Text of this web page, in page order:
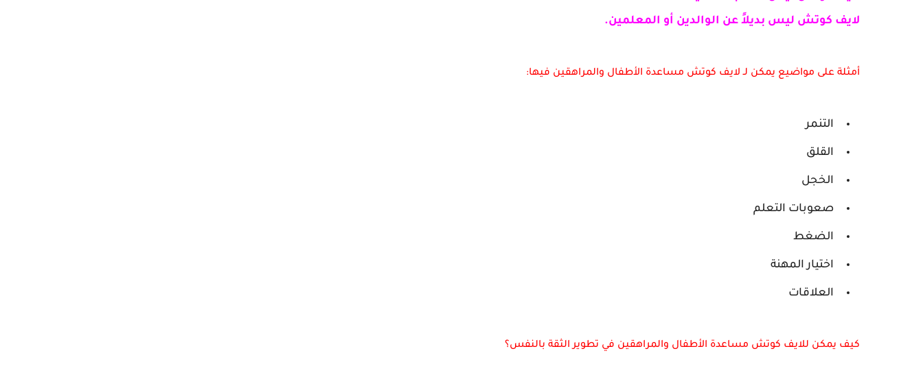
لايف كوتش ليس بديلاً عن الوالدين أو المعلمين.
أمثلة على مواضيع يمكن لـ لايف كوتش مساعدة الأطفال والمراهقين فيها:
التنمر
القلق
الخجل
صعوبات التعلم
الضغط
اختيار المهنة
العلاقات
كيف يمكن للايف كوتش مساعدة الأطفال والمراهقين في تطوير الثقة بالنفس؟